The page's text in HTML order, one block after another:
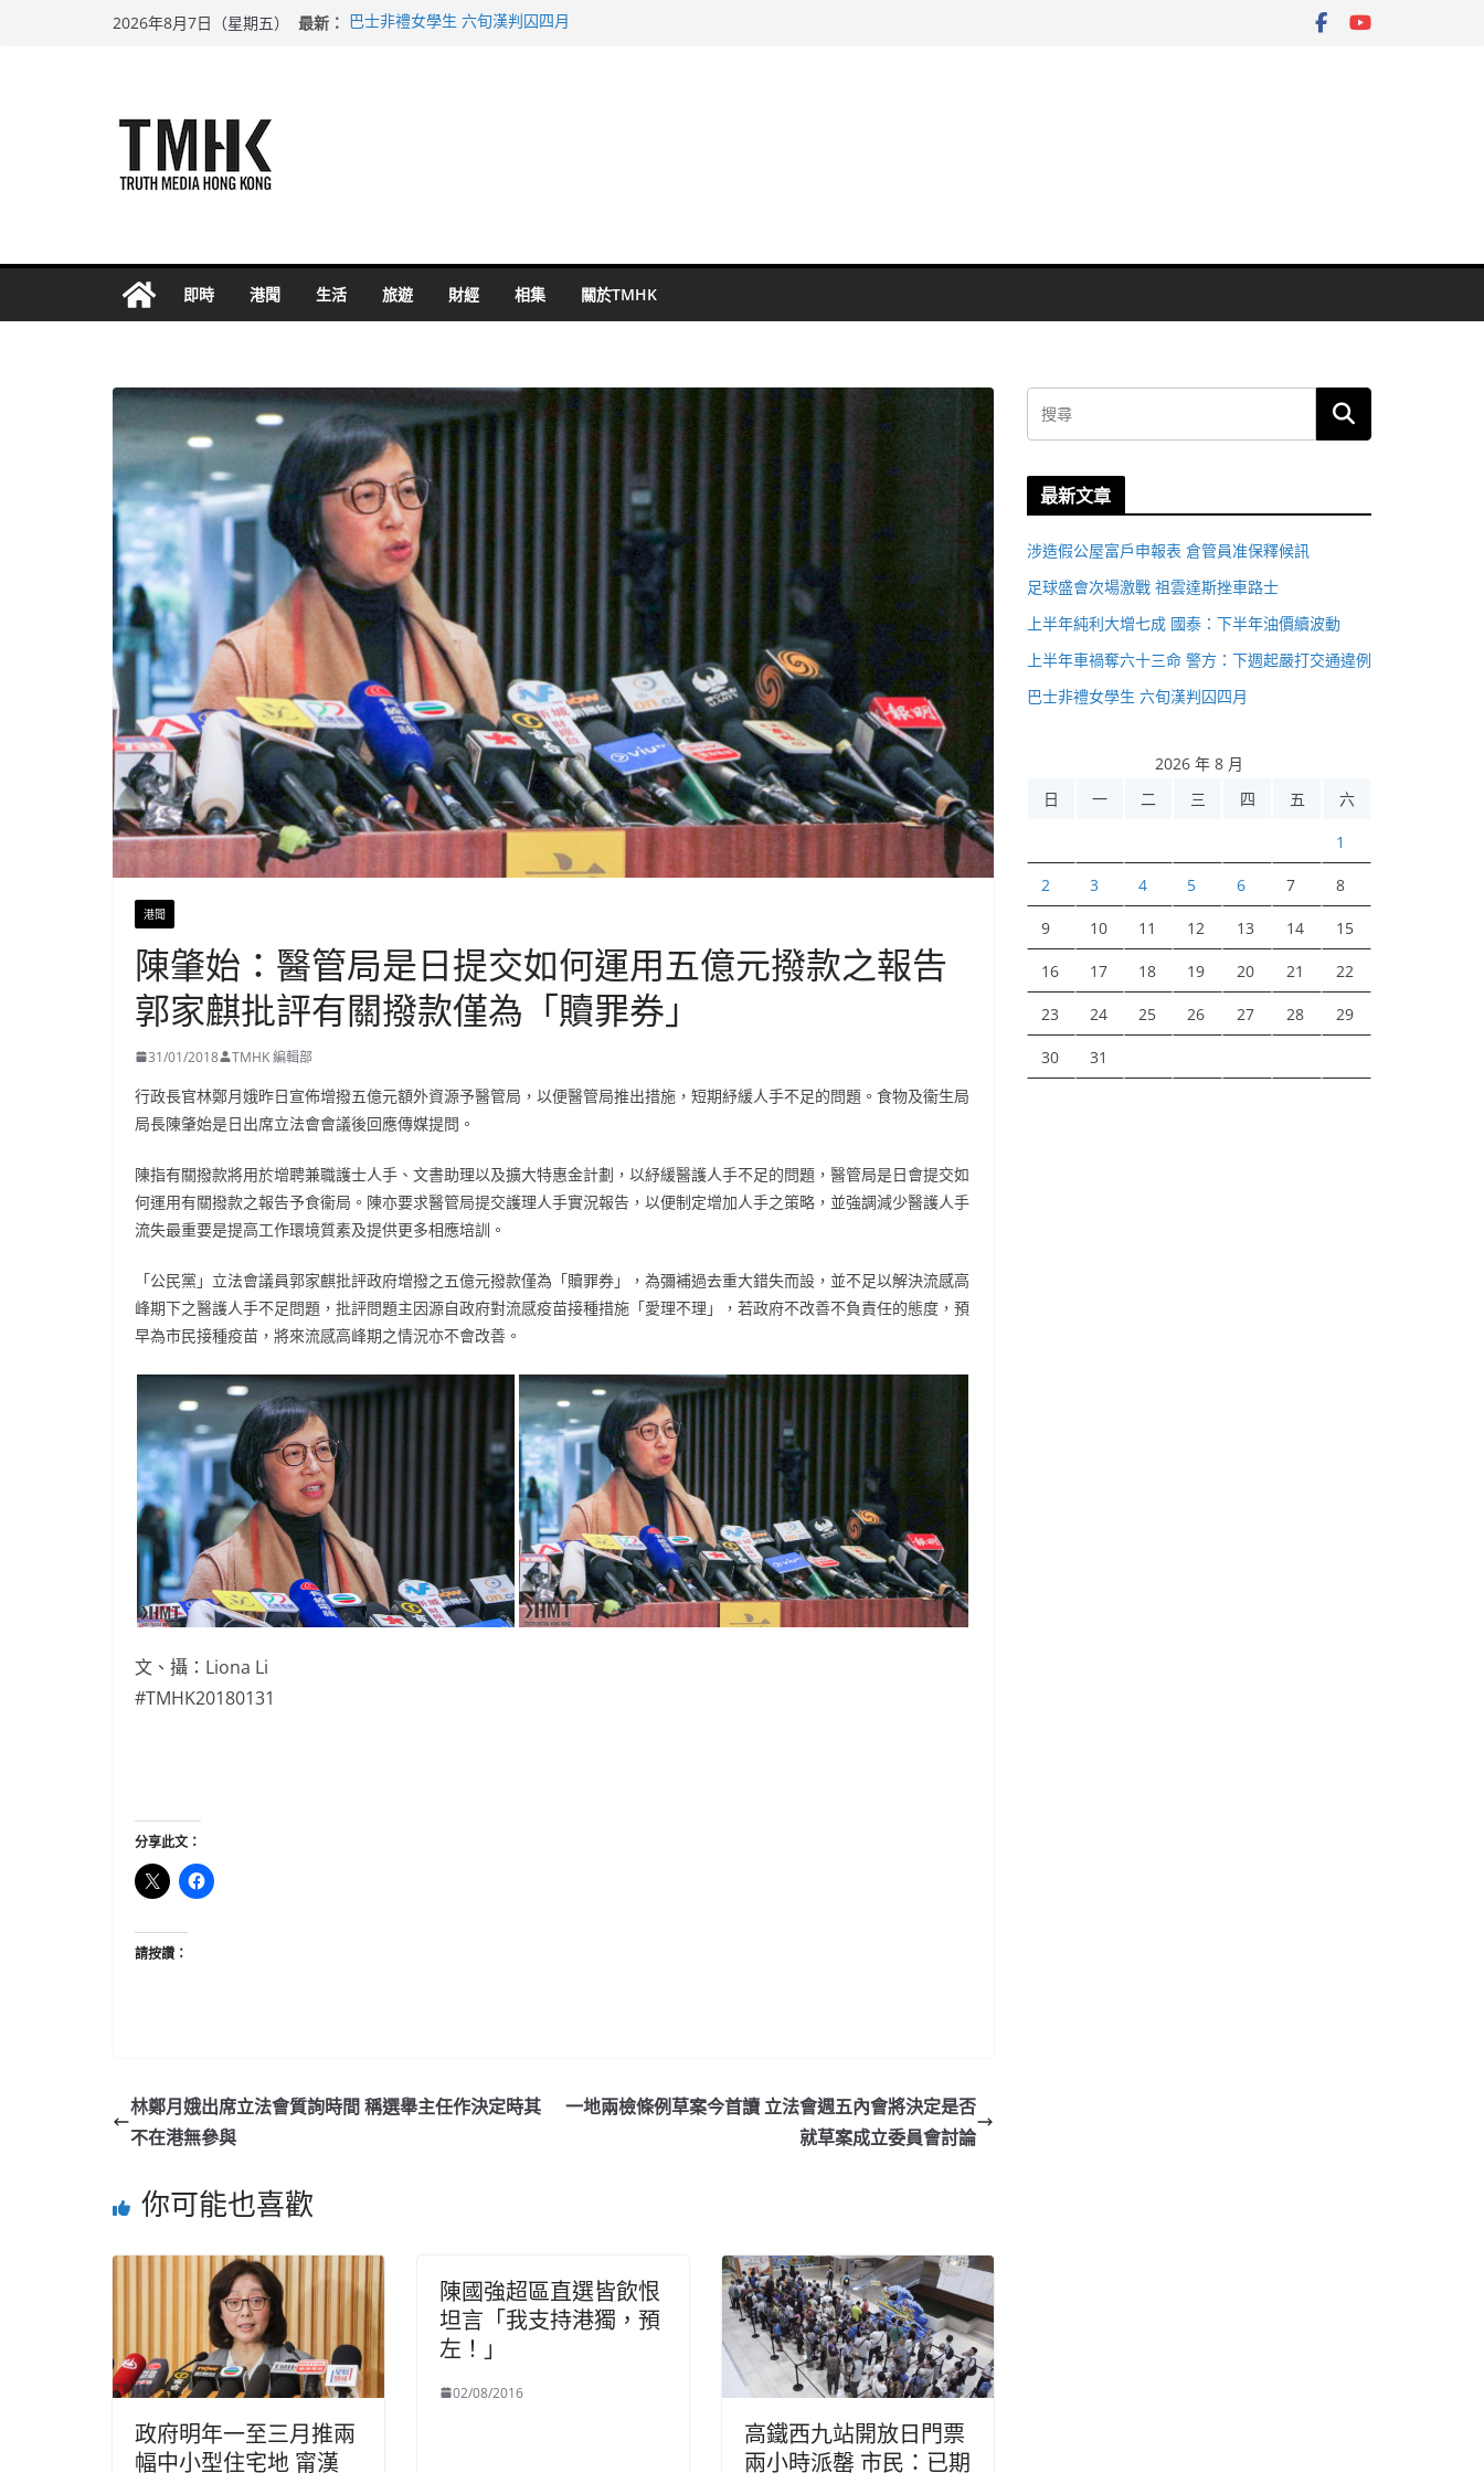
2026年8月7日（星期五） 最新： 巴士非禮女學生 六旬漢判囚四月
即時 港聞 生活 旅遊 財經 相集 關於TMHK
港聞
陳肇始：醫管局是日提交如何運用五億元撥款之報告
郭家麒批評有關撥款僅為「贖罪券」
31/01/2018 TMHK 編輯部
行政長官林鄭月娥昨日宣佈增撥五億元額外資源予醫管局，以便醫管局推出措施，短期紓緩人手不足的問題。食物及衞生局
局長陳肇始是日出席立法會會議後回應傳媒提問。
陳指有關撥款將用於增聘兼職護士人手、文書助理以及擴大特惠金計劃，以紓緩醫護人手不足的問題，醫管局是日會提交如
何運用有關撥款之報告予食衞局。陳亦要求醫管局提交護理人手實況報告，以便制定增加人手之策略，並強調減少醫護人手
流失最重要是提高工作環境質素及提供更多相應培訓。
「公民黨」立法會議員郭家麒批評政府增撥之五億元撥款僅為「贖罪券」，為彌補過去重大錯失而設，並不足以解決流感高
峰期下之醫護人手不足問題，批評問題主因源自政府對流感疫苗接種措施「愛理不理」，若政府不改善不負責任的態度，預
早為市民接種疫苗，將來流感高峰期之情況亦不會改善。
文、攝：Liona Li
#TMHK20180131
分享此文：
請按讚：
林鄭月娥出席立法會質詢時間 稱選舉主任作決定時其
不在港無參與
一地兩檢條例草案今首讀 立法會週五內會將決定是否
就草案成立委員會討論
你可能也喜歡
政府明年一至三月推兩
幅中小型住宅地 甯漢
陳國強超區直選皆飲恨
坦言「我支持港獨，預
左！」
02/08/2016
高鐵西九站開放日門票
兩小時派罄 市民：已期
最新文章
涉造假公屋富戶申報表 倉管員准保釋候訊
足球盛會次場激戰 祖雲達斯挫車路士
上半年純利大增七成 國泰：下半年油價續波動
上半年車禍奪六十三命 警方：下週起嚴打交通違例
巴士非禮女學生 六旬漢判囚四月
2026 年 8 月
日
一 二 三 四 五 六
1
2 3 4 5 6 7 8
9 10 11 12 13 14 15
16 17 18 19 20 21 22
23 24 25 26 27 28 29
30 31